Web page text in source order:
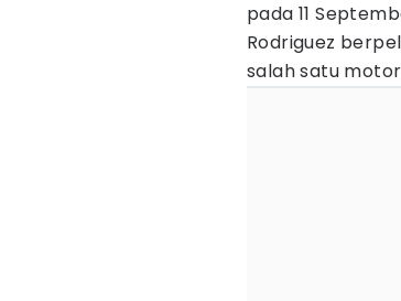
pada 11
Rodriguez
salah satu